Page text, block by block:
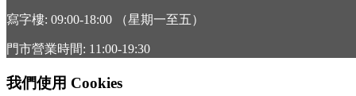
寫字樓: 09:00-18:00 （星期一至五）
門市營業時間: 11:00-19:30
我們使用 Cookies